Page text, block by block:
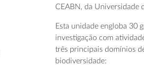
CEABN, da Universidade
Esta unidade engloba 30
investigação com
três principais domínios
biodiversidade: